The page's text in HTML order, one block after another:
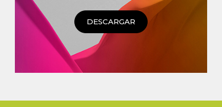
DESCARGAR